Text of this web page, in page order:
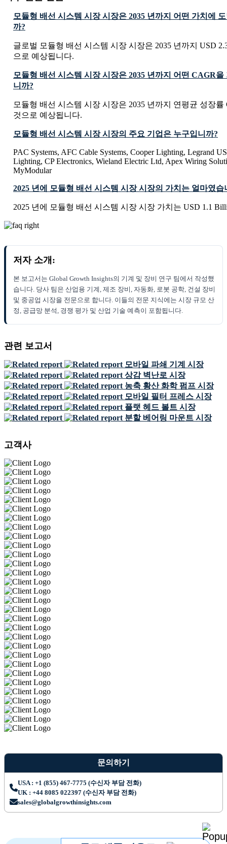
모듈형 배선 시스템 시장 시장은 2035 년까지 어떤 가치에
까?
글로벌 모듈형 배선 시스템 시장 시장은 2035 년까지 USD
으로 예상됩니다.
모듈형 배선 시스템 시장 시장은 2035 년까지 어떤 CAGR
니까?
모듈형 배선 시스템 시장 시장은 2035 년까지 연평균 성장률
것으로 예상됩니다.
모듈형 배선 시스템 시장 시장의 주요 기업은 누구입니까?
PAC Systems, AFC Cable Systems, Cooper Lighting, Legrand
Lighting, CP Electronics, Wieland Electric Ltd, Apex Wiring
MyModular
2025 년에 모듈형 배선 시스템 시장 시장의 가치는 얼마였습
2025 년에 모듈형 배선 시스템 시장 시장 가치는 USD 1.1
저자 소개:
본 보고서는 Global Growth Insights의 기계 및 장비 연구 팀에서 작성했
습니다. 당사 팀은 산업용 기계, 제조 장비, 자동화, 로봇 공학, 건설 장비
및 중공업 시장을 전문으로 합니다. 이들의 전문 지식에는 시장 규모 산
정, 공급망 분석, 경쟁 평가 및 산업 기술 예측이 포함됩니다.
관련 보고서
모바일 파쇄 기계 시장
상감 벽난로 시장
농축 황산 화학 펌프 시장
모바일 필터 프레스 시장
플랫 헤드 볼트 시장
분할 베어링 마운트 시장
고객사
문의하기
USA : +1 (855) 467-7775 (수신자 부담 전화)
UK : +44 8085 022397 (수신자 부담 전화)
sales@globalgrowthinsights.com